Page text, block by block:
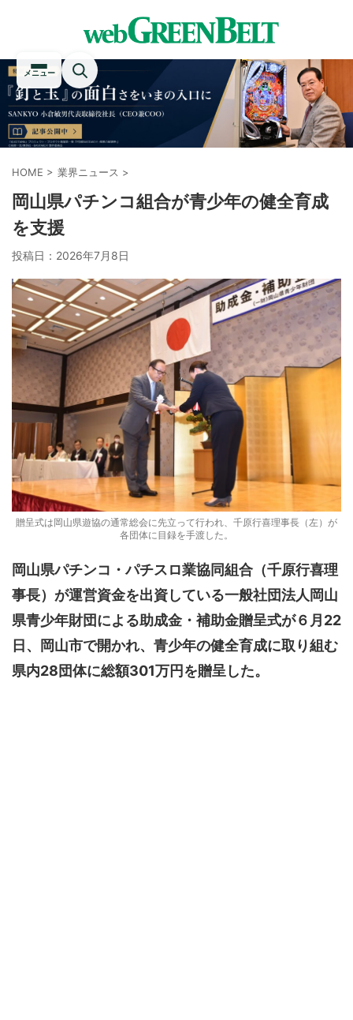
メニュー
HOME > 業界ニュース >
岡山県パチンコ組合が青少年の健全育成
を支援
投稿日： 2026年7月8日
贈呈式は岡山県遊協の通常総会に先立って行われ、千原行喜理事長（左）が
各団体に目録を手渡した。
岡山県パチンコ・パチスロ業協同組合（千原行喜理
事長）が運営資金を出資している一般社団法人岡山
県青少年財団による助成金・補助金贈呈式が６月22
日、岡山市で開かれ、青少年の健全育成に取り組む
県内28団体に総額301万円を贈呈した。